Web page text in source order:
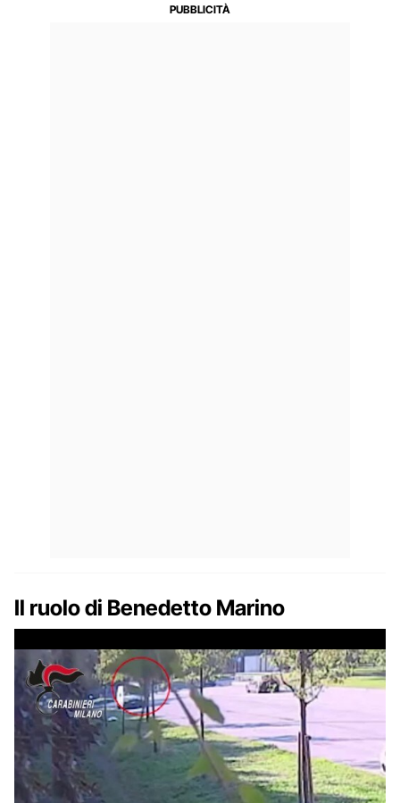
Il ruolo di Benedetto Marino